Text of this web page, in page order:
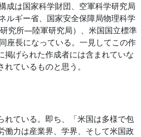
は国家科学財団、空軍科学研究局
ルギー省、国家安全保障局物理科学
究所―陸軍研究局）、米国国立標準
座長になっている。一見してこの作
げられた作成者には含まれていな
ているものと思う。
れている。即ち、「米国は多様で包
力は産業界、学界、そして米国政